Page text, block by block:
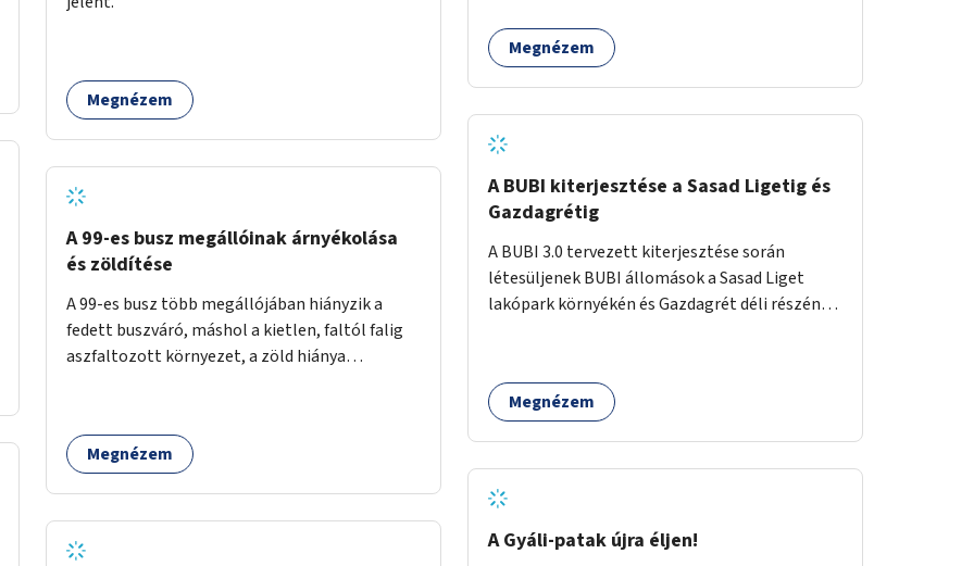
időszakokban zsúfolt 5-ös autóbusz
Megnézem
A 99-es busz megállóinak árnyékolása
és zöldítése
A 99-es busz több megállójában hiányzik a
fedett buszváró, máshol a kietlen, faltól falig
aszfaltozott környezet, a zöld hiánya
zöldítéssel is össze lehetne kötni: ahol
megoldható, ott az utasváróra vagy akár
megállókat.
Megnézem
alkalmas lenne egy nagy biodiverzitású hosszú
kert kialakítására, több szintű növényzettel,
Megnézem
A BUBI kiterjesztése a Sasad Ligetig és
Gazdagrétig
A BUBI 3.0 tervezett kiterjesztése során
létesüljenek BUBI állomások a Sasad Liget
lakópark környékén és Gazdagrét déli részén
Megnézem
A Gyáli-patak újra éljen!